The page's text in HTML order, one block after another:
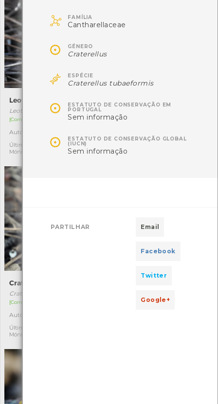
Leotia lubrica
Leotia lubrica
[Comum]
Autóctone
Última observação por:
Mónica Rocha
Orelha-de-burro
[Comum]
Mónica Rocha
Craterellus tubaeformis
Craterellus tubaeformis
[Comum]
Autóctone
Última observação por:
Mónica Rocha
 FAMÍLIA
Cantharellaceae
 GÉNERO
Craterellus
 ESPÉCIE
Craterellus tubaeformis
 ESTATUTO DE CONSERVAÇÃO EM
PORTUGAL
Sem informação
 ESTATUTO DE CONSERVAÇÃO GLOBAL
(IUCN)
Sem informação
PARTILHAR Email
Facebook
Twitter
Google+